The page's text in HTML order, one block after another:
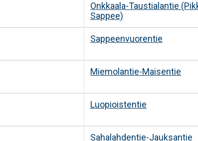
Onkkaala-Taustialantie
Sappee)
Sappeenvuorentie
Miemolantie-Maisentie
Luopioistentie
Sahalahdentie-Jauksantie